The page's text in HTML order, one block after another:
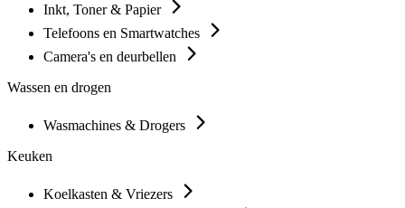
Inkt, Toner & Papier
Telefoons en Smartwatches
Camera's en deurbellen
Wassen en drogen
Wasmachines & Drogers
Keuken
Koelkasten & Vriezers